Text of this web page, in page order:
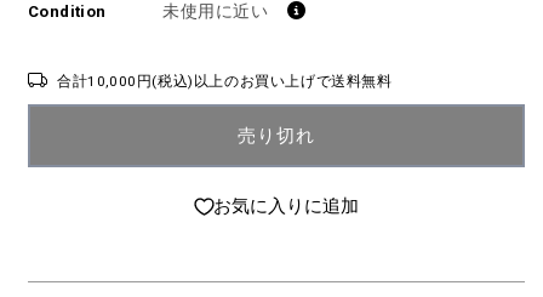
Condition 未使用に近い
合計10,000円(税込)以上のお買い上げで送料無料
売り切れ
お気に入りに追加